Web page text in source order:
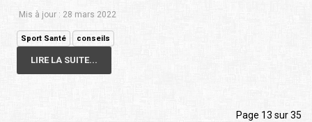
Mis à jour : 28 mars 2022
Sport Santé conseils
LIRE LA SUITE...
Page 13 sur 35